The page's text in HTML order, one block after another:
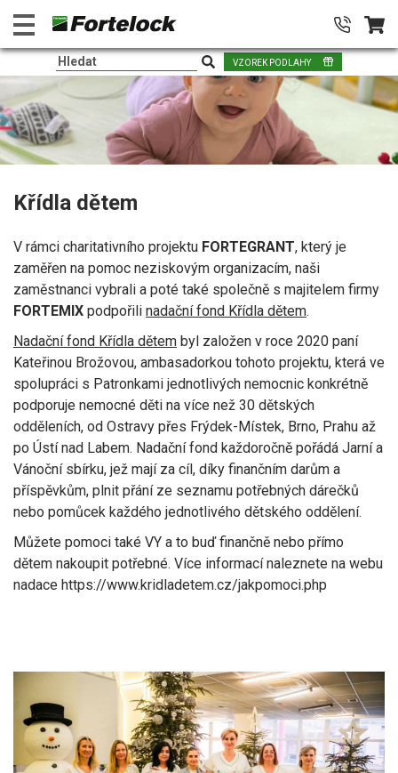
VZOREK PODLAHY
Křídla dětem
V rámci charitativního projektu FORTEGRANT, který je
zaměřen na pomoc neziskovým organizacím, naši
zaměstnanci vybrali a poté také společně s majitelem firmy
FORTEMIX podpořili nadační fond Křídla dětem.
Nadační fond Křídla dětem byl založen v roce 2020 paní
Kateřinou Brožovou, ambasadorkou tohoto projektu, která ve
spolupráci s Patronkami jednotlivých nemocnic konkrétně
podporuje nemocné děti na více než 30 dětských
odděleních, od Ostravy přes Frýdek-Místek, Brno, Prahu až
po Ústí nad Labem. Nadační fond každoročně pořádá Jarní a
Vánoční sbírku, jež mají za cíl, díky finančním darům a
příspěvkům, plnit přání ze seznamu potřebných dárečků
nebo pomůcek každého jednotlivého dětského oddělení.
Můžete pomoci také VY a to buď finančně nebo přímo
dětem nakoupit potřebné. Více informací naleznete na webu
nadace https://www.kridladetem.cz/jakpomoci.php